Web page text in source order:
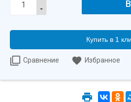
Купить в 1
Сравнение Избранное